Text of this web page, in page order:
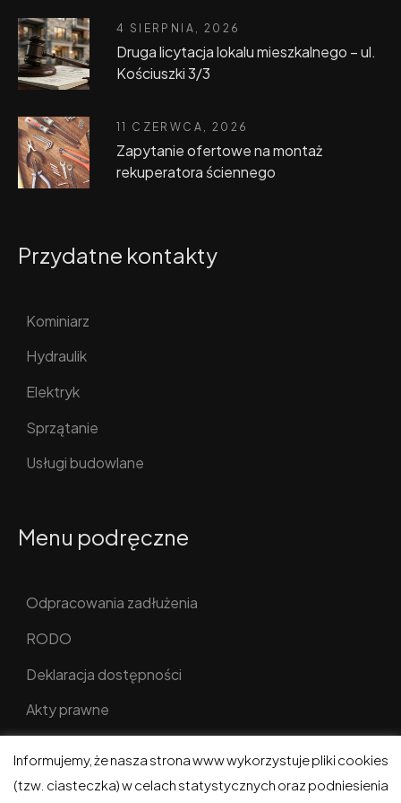
4 SIERPNIA, 2026
Druga licytacja lokalu mieszkalnego – ul.
Kościuszki 3/3
11 CZERWCA, 2026
Zapytanie ofertowe na montaż
rekuperatora ściennego
Przydatne kontakty
Kominiarz
Hydraulik
Elektryk
Sprzątanie
Usługi budowlane
Menu podręczne
Odpracowania zadłużenia
RODO
Deklaracja dostępności
Akty prawne
Informujemy, że nasza strona www wykorzystuje pliki cookies
(tzw. ciasteczka) w celach statystycznych oraz podniesienia